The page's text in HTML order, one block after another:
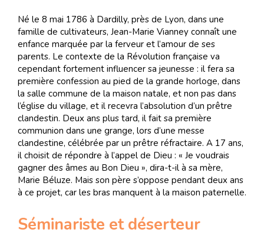
Né le 8 mai 1786 à Dardilly, près de Lyon, dans une
famille de cultivateurs, Jean-Marie Vianney connaît une
enfance marquée par la ferveur et l’amour de ses
parents. Le contexte de la Révolution française va
cependant fortement influencer sa jeunesse : il fera sa
première confession au pied de la grande horloge, dans
la salle commune de la maison natale, et non pas dans
l’église du village, et il recevra l’absolution d’un prêtre
clandestin. Deux ans plus tard, il fait sa première
communion dans une grange, lors d’une messe
clandestine, célébrée par un prêtre réfractaire. A 17 ans,
il choisit de répondre à l’appel de Dieu : « Je voudrais
gagner des âmes au Bon Dieu », dira-t-il à sa mère,
Marie Béluze. Mais son père s’oppose pendant deux ans
à ce projet, car les bras manquent à la maison paternelle.
Séminariste et déserteur